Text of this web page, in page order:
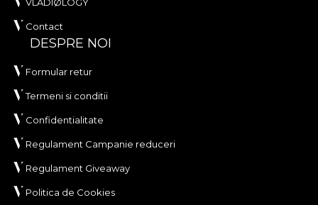
VLADIØLOGY
Contact
DESPRE NOI
Formular retur
Termeni si conditii
Confidentialitate
Regulament Campanie reduceri
Regulament Giveaway
Politica de Cookies